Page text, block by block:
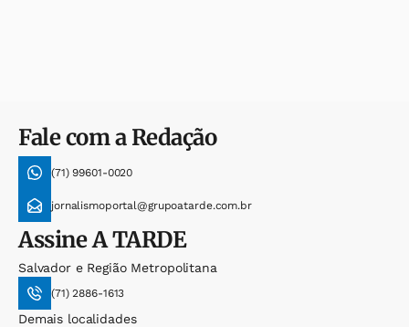
Fale com a Redação
(71) 99601-0020
jornalismoportal@grupoatarde.com.br
AssineA TARDE
Salvador e Região Metropolitana
(71) 2886-1613
Demais localidades